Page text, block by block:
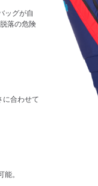
ッグが自
落の危険
に合わせて
。